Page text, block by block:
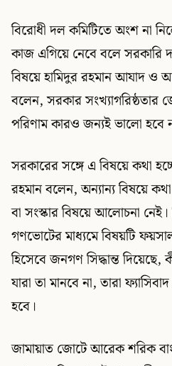
বিরোধী দল কমিটিতে অংশ না
কাজ এগিয়ে নেবে বলে সরকারি
বিষয়ে হামিদুর রহমান আযাদ
বলেন, সরকার সংখ্যাগরিষ্ঠতার
পরিণাম কারও জন্যই ভালো হবে
সরকারের সঙ্গে এ বিষয়ে কথা
রহমান বলেন, অন্যান্য বিষয়ে
বা সংস্কার বিষয়ে আলোচনা
গণভোটের মাধ্যমে বিষয়টি
হিসেবে জনগণ সিদ্ধান্ত দিয়েছে,
যারা তা মানবে না, তারা
হবে।
জামায়াত জোটে আরেক শরিক